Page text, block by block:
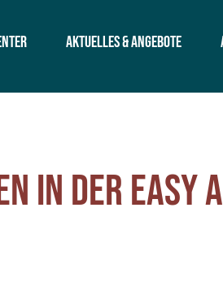
Aktuelles & Angebote
in der easy